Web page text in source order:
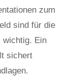
zum
sind für die
wichtig. Ein
sichert